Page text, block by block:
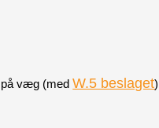
på væg (medW.5 beslaget